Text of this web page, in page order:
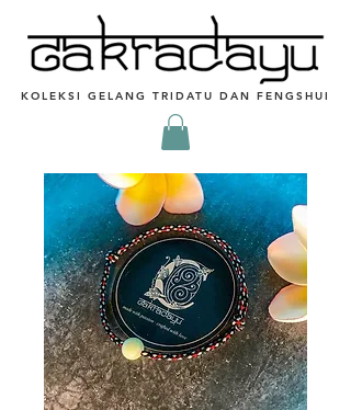
KOLEKSI GELANG TRIDATU DAN FENGSHUI